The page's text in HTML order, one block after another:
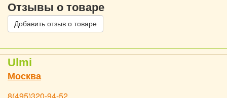
Отзывы о товаре
Добавить отзыв о товаре
Ulmi
Москва